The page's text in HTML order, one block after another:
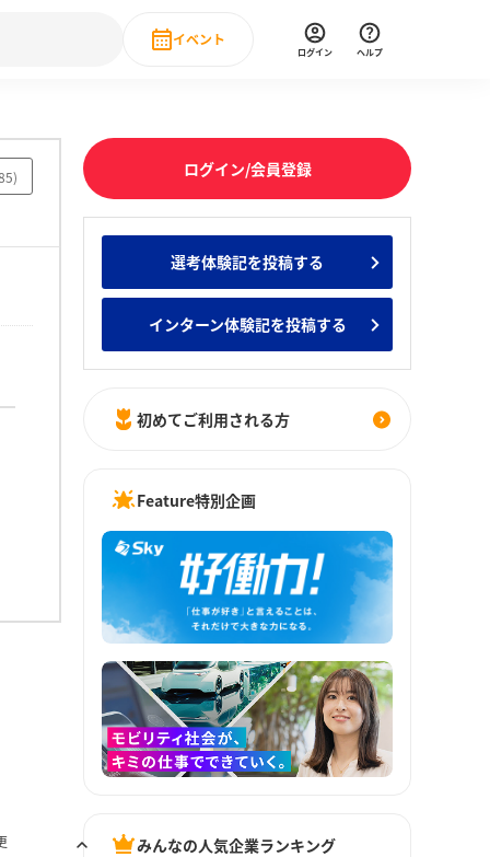
新卒就職人気企業ランキング みんなのインターン人気企業ランキ
・DX現場社員インタビュー
イベント
直近のイベント一覧
ログイン ヘルプ
) ログイン/会員登録
選考体験記を投稿する
インターン体験記を投稿する
初めてご利用される方
Feature特別企画
みんなの人気企業ランキング